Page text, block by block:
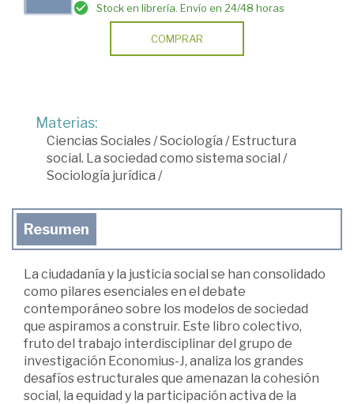
Stock en librería. Envío en 24/48 horas
COMPRAR
Materias:
Ciencias Sociales /Sociología /Estructura
social. La sociedad como sistema social /
Sociología jurídica /
Resumen
La ciudadanía y la justicia social se han consolidado
como pilares esenciales en el debate
contemporáneo sobre los modelos de sociedad
que aspiramos a construir. Este libro colectivo,
fruto del trabajo interdisciplinar del grupo de
investigación Economius-J, analiza los grandes
desafíos estructurales que amenazan la cohesión
social, la equidad y la participación activa de la